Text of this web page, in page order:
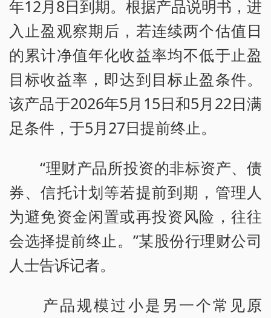
年12月8日到期。根据产品说明书，进
入止盈观察期后，若连续两个估值日
的累计净值年化收益率均不低于止盈
目标收益率，即达到目标止盈条件。
该产品于2026年5月15日和5月22日满
足条件，于5月27日提前终止。
“理财产品所投资的非标资产、债
券、信托计划等若提前到期，管理人
为避免资金闲置或再投资风险，往往
会选择提前终止。”某股份行理财公司
人士告诉记者。
产品规模过小是另一个常见原